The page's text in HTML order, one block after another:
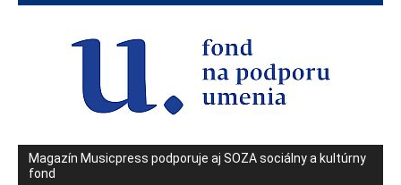
Magazín Musicpress podporuje aj SOZA sociálny a kultúrny
fond